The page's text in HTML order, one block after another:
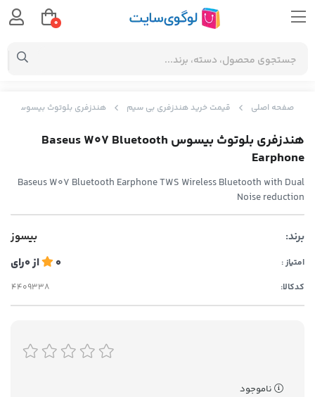
صفحه اصلی قیمت خرید هندزفری بی سیم هندزفری بلوتوث بیسوس Baseus W07 Bluetooth Earphone
هندزفری بلوتوث بیسوس Baseus W07 Bluetooth
Earphone
Baseus W07 Bluetooth Earphone TWS Wireless Bluetooth with Dual
Noise reduction
برند: بیسوز
امتیاز : 0 از0رای
کدکالا:
ناموجود
0